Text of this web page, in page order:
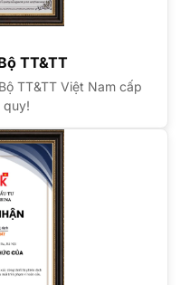
TT&TT
TT&TT Việt Nam cấp
quy!